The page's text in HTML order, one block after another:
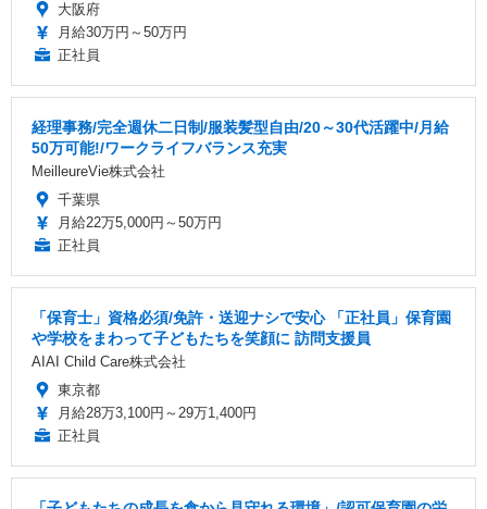
大阪府
月給30万円～50万円
正社員
経理事務/完全週休二日制/服装髪型自由/20～30代活躍中/月給
50万可能!/ワークライフバランス充実
MeilleureVie株式会社
千葉県
月給22万5,000円～50万円
正社員
「保育士」資格必須/免許・送迎ナシで安心 「正社員」保育園
や学校をまわって子どもたちを笑顔に 訪問支援員
AIAI Child Care株式会社
東京都
月給28万3,100円～29万1,400円
正社員